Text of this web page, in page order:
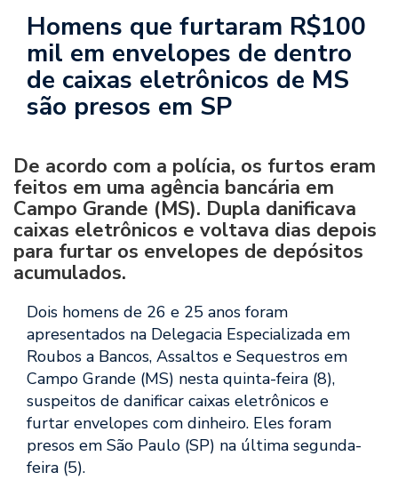
Homens que furtaram R$100
mil em envelopes de dentro
de caixas eletrônicos de MS
são presos em SP
De acordo com a polícia, os furtos eram
feitos em uma agência bancária em
Campo Grande (MS). Dupla danificava
caixas eletrônicos e voltava dias depois
para furtar os envelopes de depósitos
acumulados.
Dois homens de 26 e 25 anos foram
apresentados na Delegacia Especializada em
Roubos a Bancos, Assaltos e Sequestros em
Campo Grande (MS) nesta quinta-feira (8),
suspeitos de danificar caixas eletrônicos e
furtar envelopes com dinheiro. Eles foram
presos em São Paulo (SP) na última segunda-
feira (5).